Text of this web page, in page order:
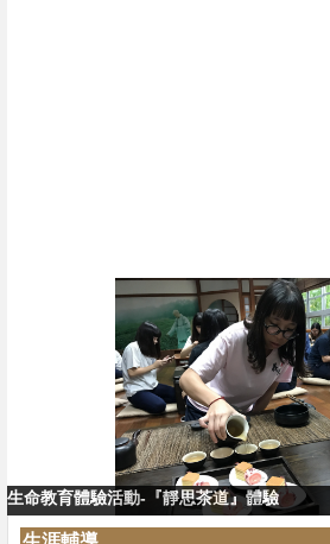
生命教育體驗活動-『靜思茶道』體驗
生命教育體驗活動-『靜思茶道』教學